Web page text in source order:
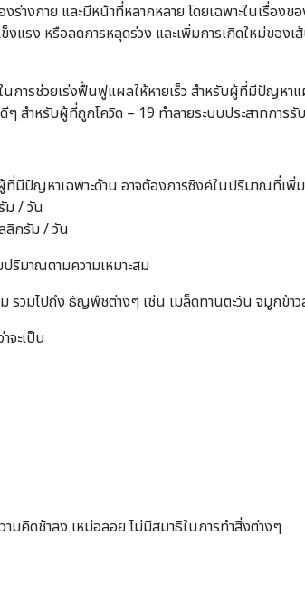
างกาย และมีหน้าที่หลากหลาย โดยเฉพาะในเรื่อ
งแรง หรือลดการหลุดร่วง และเพิ่มการเกิดใหม่ขอ
การช่วยเร่งฟื้นฟูแผลให้หายเร็ว สำหรับผู้ที่มีปัญห
สำหรับผู้ที่ถูกโควิด – 19 ทำลายระบบประสาทการรั
ที่มีปัญหาเฉพาะด้าน อาจต้องการซิงค์ในปริมาณที่เพิ่
ม / วัน
ลิกรัม / วัน
มาณตามความเหมาะสม
รวมไปถึง ธัญพืชต่างๆ เช่น เมล็ดทานตะวัน จมูกข้าว
จะเป็น
มคิดช้าลง เหม่อลอย ไม่มีสมาธิในการทำสิ่งต่างๆ